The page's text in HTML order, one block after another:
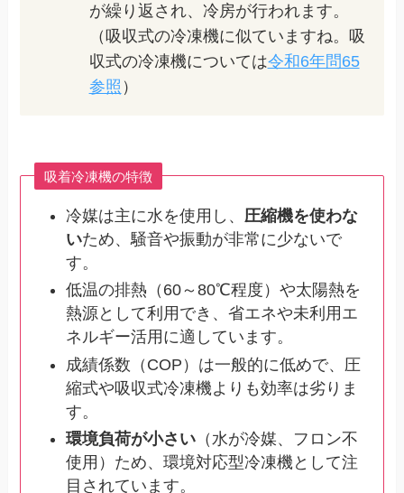
が繰り返され、冷房が行われます。
（吸収式の冷凍機に似ていますね。吸
収式の冷凍機については令和6年問65
参照 ）
吸着冷凍機の特徴
冷媒は主に水を使用し、 圧縮機を使わな
いため、騒音や振動が非常に少ないで
す。
低温の排熱（60～80℃程度）や太陽熱を
熱源として利用でき、省エネや未利用エ
ネルギー活用に適しています。
成績係数（COP）は一般的に低めで、圧
縮式や吸収式冷凍機よりも効率は劣りま
す。
環境負荷が小さい（水が冷媒、フロン不
使用）ため、環境対応型冷凍機として注
目されています。